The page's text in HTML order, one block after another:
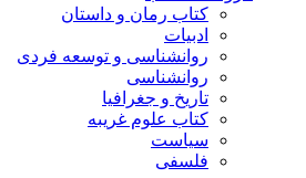
کتاب رمان و داستان
ادبیات
روانشناسی و توسعه فردی
روانشناسی
تاریخ و جغرافیا
کتاب علوم غریبه
سیاست
فلسفی